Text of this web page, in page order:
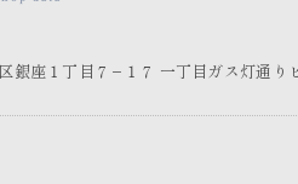
銀座１丁目７−１７ 一丁目ガス灯通り